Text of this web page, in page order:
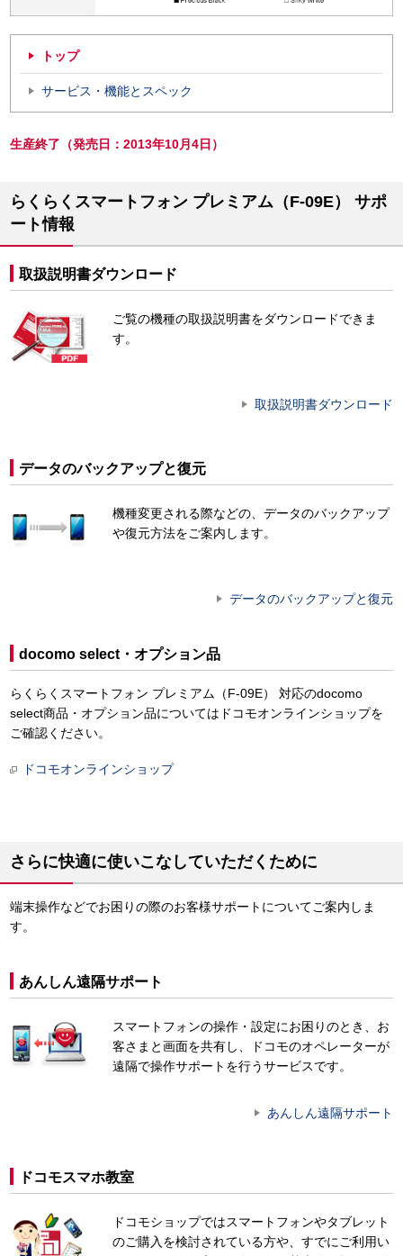
トップ
サービス・機能とスペック
生産終了（発売日：2013年10月4日）
らくらくスマートフォン プレミアム（F-09E） サポ
ート情報
取扱説明書ダウンロード
ご覧の機種の取扱説明書をダウンロードできま
す。
取扱説明書ダウンロード
データのバックアップと復元
機種変更される際などの、データのバックアップ
や復元方法をご案内します。
データのバックアップと復元
docomo select・オプション品
らくらくスマートフォン プレミアム（F-09E） 対応のdocomo
select商品・オプション品についてはドコモオンラインショップを
ご確認ください。
ドコモオンラインショップ
さらに快適に使いこなしていただくために
端末操作などでお困りの際のお客様サポートについてご案内しま
す。
あんしん遠隔サポート
スマートフォンの操作・設定にお困りのとき、お
客さまと画面を共有し、ドコモのオペレーターが
遠隔で操作サポートを行うサービスです。
あんしん遠隔サポート
ドコモスマホ教室
ドコモショップではスマートフォンやタブレット
のご購入を検討されている方や、すでにご利用い